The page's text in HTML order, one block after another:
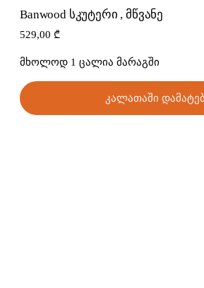
Banwood სკუტერი , მწვანე
529,00 ₾
მხოლოდ 1 ცალია მარაგში
კალათაში